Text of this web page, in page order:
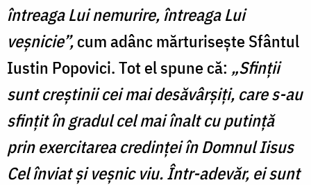
întreaga Lui nemurire, întreaga Lui
veşnicie”,cum adânc mărturiseşte Sfântul
Iustin Popovici. Tot el spune că: „Sfinţii
sunt creştinii cei mai desăvârşiţi, care s-au
sfinţit în gradul cel mai înalt cu putinţă
prin exercitarea credinţei în Domnul Iisus
Cel înviat şi veşnic viu. Într-adevăr, ei sunt